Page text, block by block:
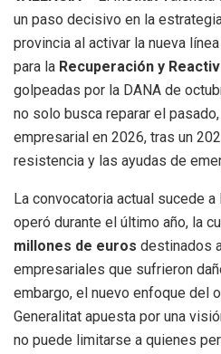
un paso decisivo en la
provincia al activar la nueva
para la Recuperación y
golpeadas por la DANA de
no solo busca reparar el
empresarial en 2026, tras un
resistencia y las ayudas de
La convocatoria actual sucede
operó durante el último año, la
millones de euros destinados
empresariales que sufrieron
embargo, el nuevo enfoque del
Generalitat apuesta por una
no puede limitarse a quienes